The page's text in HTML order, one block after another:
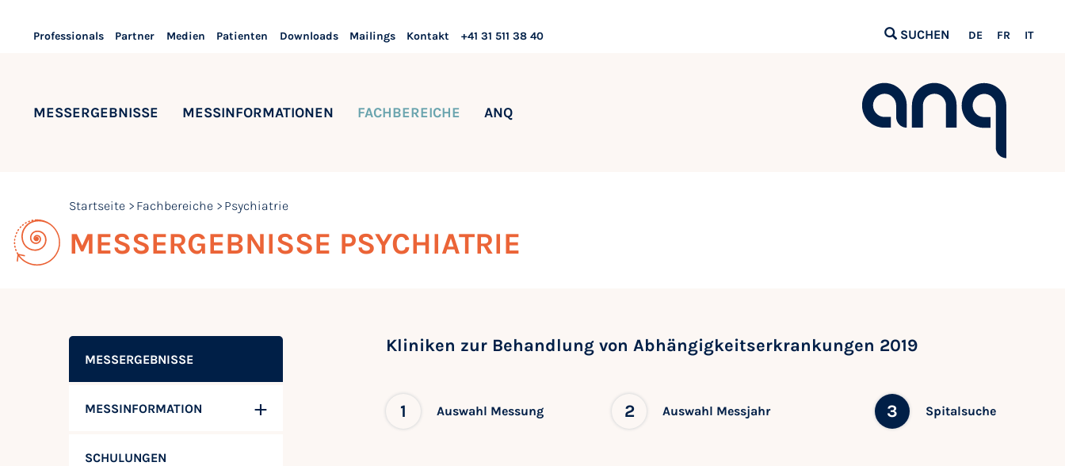
Professionals Partner Medien Patienten Downloads Mailings Kontakt +41 31 511 38 40 SUCHEN DE FR IT
MESSERGEBNISSE MESSINFORMATIONEN FACHBEREICHE ANQ
Startseite Fachbereiche Psychiatrie
MESSERGEBNISSE PSYCHIATRIE
MESSERGEBNISSE
MESSINFORMATION
SCHULUNGEN
Kliniken zur Behandlung von Abhängigkeitserkrankungen 2019
1 Auswahl Messung 2 Auswahl Messjahr 3 Spitalsuche